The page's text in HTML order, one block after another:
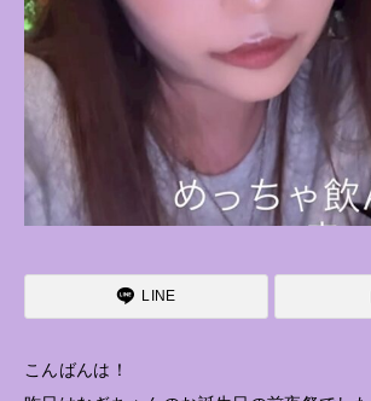
LINE
こんばんは！